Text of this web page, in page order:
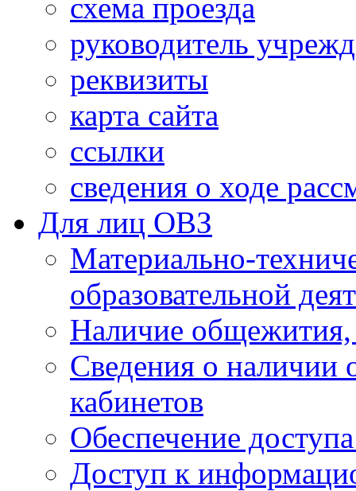
схема проезда
руководитель
реквизиты
карта сайта
ссылки
сведения о ходе
Для лиц ОВЗ
Материально-
образовательной
Наличие общежития,
Сведения о наличии
кабинетов
Обеспечение
Доступ к